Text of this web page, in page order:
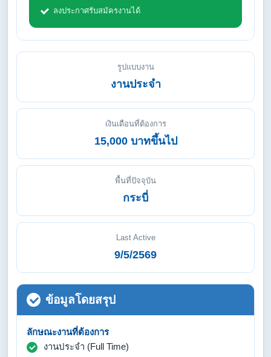
ลงประกาศรับสมัครงานได้
รูปแบบงาน
งานประจำ
เงินเดือนที่ต้องการ
15,000 บาทขึ้นไป
พื้นที่ปัจจุบัน
กระบี่
Last Active
9/5/2569
ข้อมูลโดยสรุป
ลักษณะงานที่ต้องการ
งานประจำ (Full Time)